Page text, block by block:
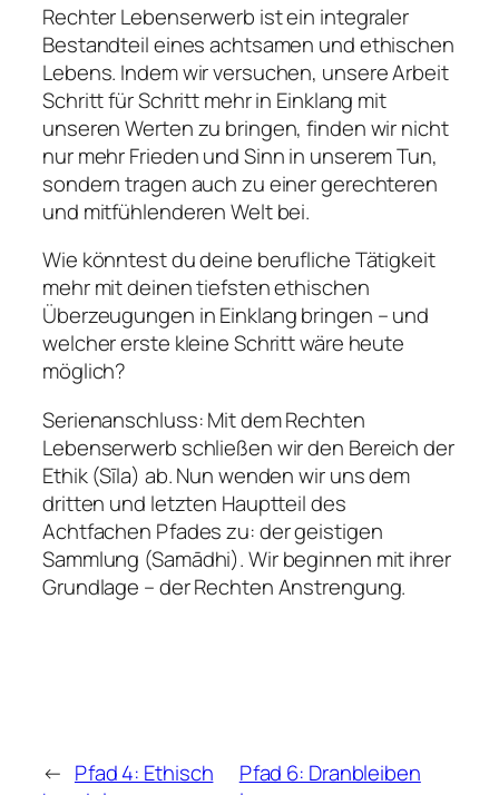
Rechter Lebenserwerb ist ein integraler
Bestandteil eines achtsamen und ethischen
Lebens. Indem wir versuchen, unsere Arbeit
Schritt für Schritt mehr in Einklang mit
unseren Werten zu bringen, finden wir nicht
nur mehr Frieden und Sinn in unserem Tun,
sondern tragen auch zu einer gerechteren
und mitfühlenderen Welt bei.
Wie könntest du deine berufliche Tätigkeit
mehr mit deinen tiefsten ethischen
Überzeugungen in Einklang bringen – und
welcher erste kleine Schritt wäre heute
möglich?
Serienanschluss: Mit dem Rechten
Lebenserwerb schließen wir den Bereich der
Ethik (Sīla) ab. Nun wenden wir uns dem
dritten und letzten Hauptteil des
Achtfachen Pfades zu: der geistigen
Sammlung (Samādhi). Wir beginnen mit ihrer
Grundlage – der Rechten Anstrengung.
← Pfad 4: Ethisch
Pfad 6: Dranbleiben